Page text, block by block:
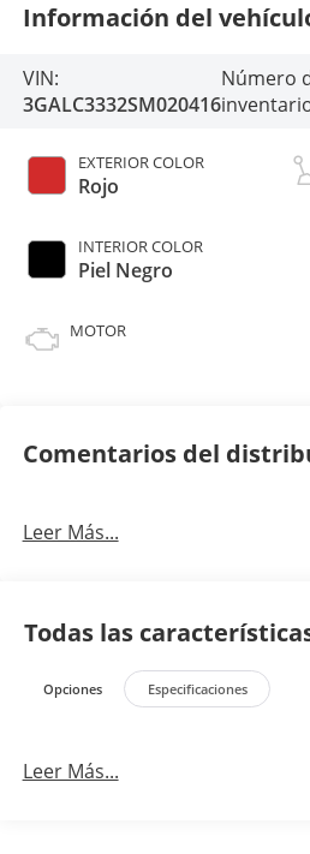
Información del
VIN:
3GALC3332SM020416
Número
EXTERIOR COLOR
Rojo
INTERIOR COLOR
Piel Negro
MOTOR
Comentarios del
Leer Más...
Todas las
Opciones Especificaciones
Leer Más...